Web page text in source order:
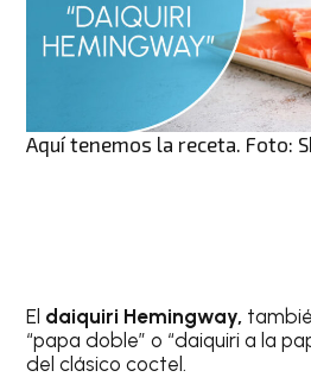
Aquí tenemos la receta. Foto:
El daiquiri Hemingway,
“papa doble” o “daiquiri a la
del clásico coctel.